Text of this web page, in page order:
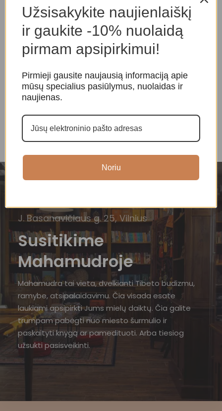
Levanda smilkalai
Smilkalai ir kvapai
Indiški
smilkalai
25,00€
Medicinos Buda smilkalai
Smilkalai ir kvapai,
Tibetietiški smilkalai
16,00
J. Basanavičiaus g. 25, Vilnius
Susitikime
Mahamudroje
Mahamudra tai vieta, dvelkianti Tibeto budizmu,
ramybe, atsipalaidavimu. Čia visada esate
laukiami apsipirkti Jums mielų daiktų. Čia galite
trumpam pabėgti nuo miesto šurmulio ir
paskaityti knygą ar pamedituoti. Arba tiesiog
užsukti pasisveikinti.
Užsisakykite naujienlaiškį
ir gaukite -10% nuolaidą
pirmam apsipirkimui!
Pirmieji gausite naujausią informaciją apie
mūsų specialius pasiūlymus, nuolaidas ir
naujienas.
Noriu